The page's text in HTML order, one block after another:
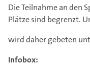
Die Teilnahme an den
Plätze sind begrenzt.
wird daher gebeten
Infobox: